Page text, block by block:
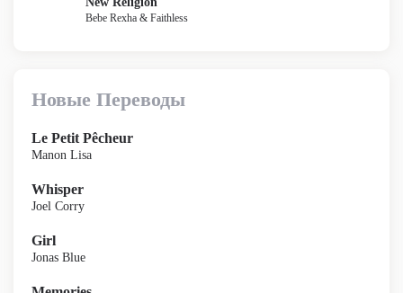
Bebe Rexha & Faithless
Новые Переводы
Le Petit Pêcheur
Manon Lisa
Whisper
Joel Corry
Girl
Jonas Blue